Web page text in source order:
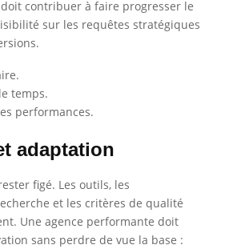
contribuer à faire progresser le
sur les requêtes stratégiques
temps.
performances.
adaptation
figé. Les outils, les
et les critères de qualité
Une agence performante doit
sans perdre de vue la base :